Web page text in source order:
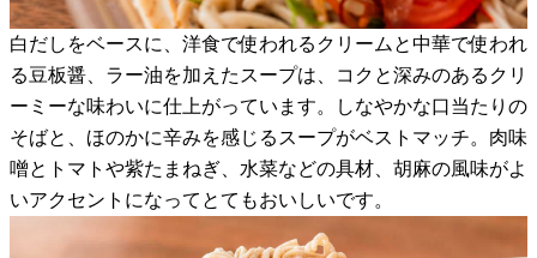
白だしをベースに、洋食で使われるクリームと中華で使われ
る豆板醤、ラー油を加えたスープは、コクと深みのあるクリ
ーミーな味わいに仕上がっています。しなやかな口当たりの
そばと、ほのかに辛みを感じるスープがベストマッチ。肉味
噌とトマトや紫たまねぎ、水菜などの具材、胡麻の風味がよ
いアクセントになってとてもおいしいです。